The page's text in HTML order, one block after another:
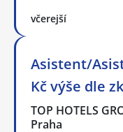
včerejší
Asistent/
Kč výše dle
TOP HOTELS
Praha